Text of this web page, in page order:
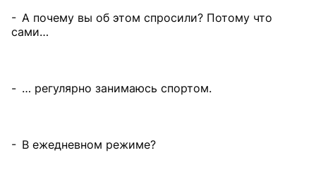
- А почему вы об этом спросили? Потому что
сами…
- … регулярно занимаюсь спортом.
- В ежедневном режиме?